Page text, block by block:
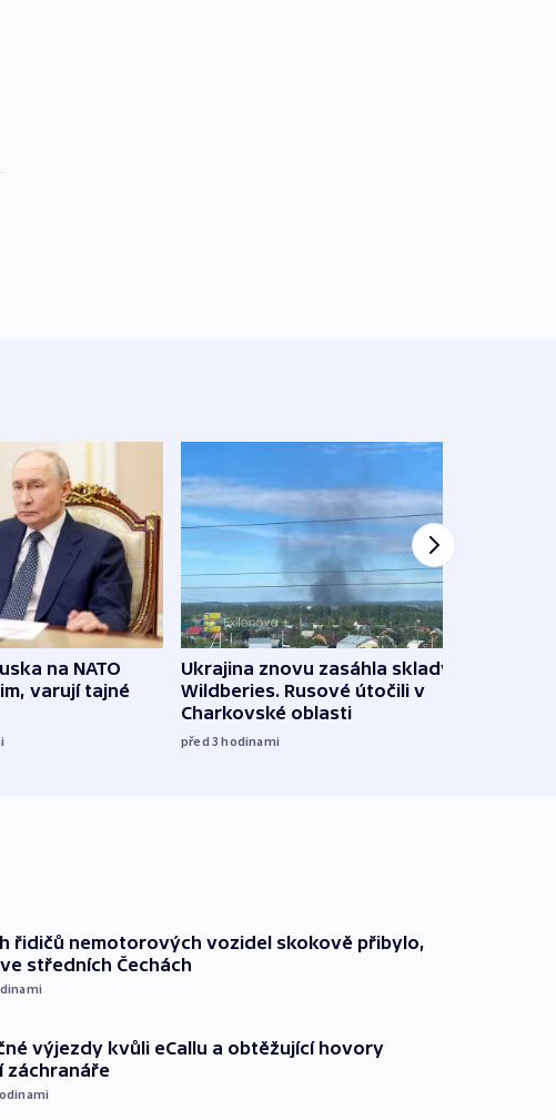
na NATO
varují tajné
Ukrajina znovu zasáhla sklady
Wildberies. Rusové útočili v
Charkovské oblasti
před 3hodinami
řidičů nemotorových vozidel skokově přibylo,
středních Čechách
výjezdy kvůli eCallu a obtěžující hovory
záchranáře